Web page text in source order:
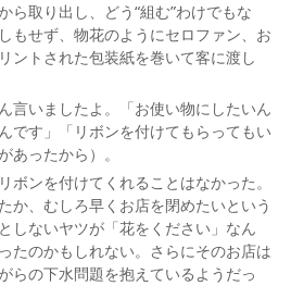
ら取り出し、どう“組む”わけでもな
もせず、物花のようにセロファン、お
ントされた包装紙を巻いて客に渡し
言いましたよ。「お使い物にしたいん
です」「リボンを付けてもらってもい
あったから）。
ボンを付けてくれることはなかった。
か、むしろ早くお店を閉めたいという
しないヤツが「花をください」なん
たのかもしれない。さらにそのお店は
らの下水問題を抱えているようだっ